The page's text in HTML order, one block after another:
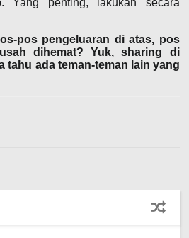
pos pengeluaran di atas, pos
dihemat? Yuk, sharing di
tahu ada teman-teman lain yang